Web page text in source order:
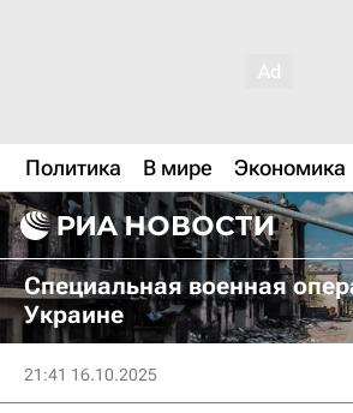
Политика В мире Экономика
Специальная военная
Украине
21:41 16.10.2025